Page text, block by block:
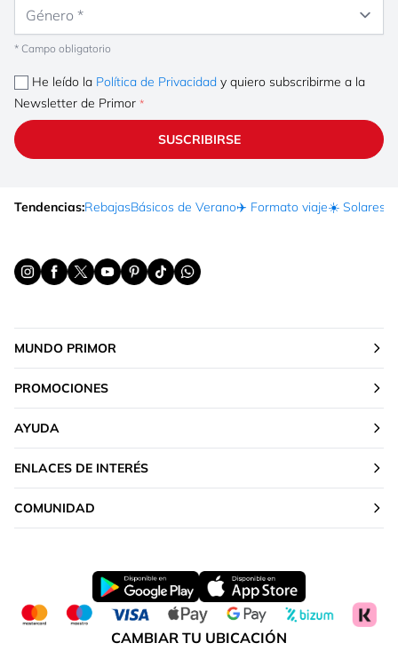
* Campo obligatorio
He leído la Política de Privacidad y quiero subscribirme a la
Newsletter de Primor
SUSCRIBIRSE
Tendencias:RebajasBásicos de Verano✈️ Formato viaje☀️ Solares
MUNDO PRIMOR
PROMOCIONES
AYUDA
ENLACES DE INTERÉS
COMUNIDAD
CAMBIAR TU UBICACIÓN